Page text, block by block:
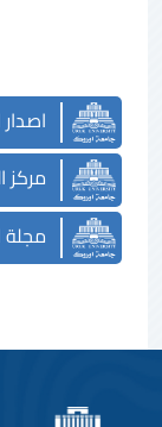
مركز
مجلة